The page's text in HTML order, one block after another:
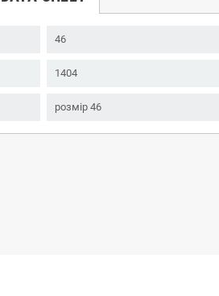
46
1404
розмір 46